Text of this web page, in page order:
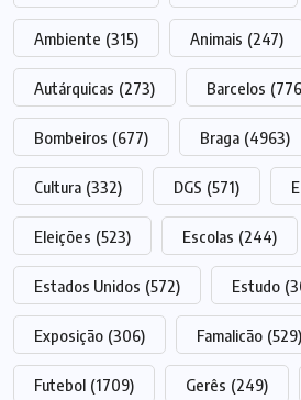
Ambiente (315) Animais (247)
Autárquicas (273) Barcelos
Bombeiros (677) Braga (4963)
Cultura (332) DGS (571)
Eleições (523) Escolas (244)
Estados Unidos (572) Estudo
Exposição (306) Famalicão (529)
Futebol (1709) Gerês (249)